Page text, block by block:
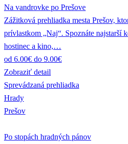
Na vandrovke po Prešove
Zážitková prehliadka mesta Prešov,
prívlastkom „Naj“. Spoznáte najstarší
hostinec a kino,…
od 6.00€ do 9.00€
Zobraziť detail
Sprevádzaná prehliadka
Hrady
Prešov
Po stopách hradných pánov